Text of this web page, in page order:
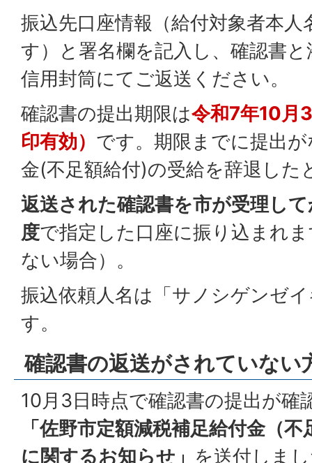
振込先口座情報（給付対象者本
す）と署名欄を記入し、確認書
信用封筒にてご返送ください。
確認書の提出期限は令和7年10月
印有効） です。期限までに提出
金(不足額給付)の受給を辞退した
返送された確認書を市が受理し
度で指定した口座に振り込まれ
ない場合）。
振込依頼人名は「サノシゲンゼ
す。
確認書の返送がされていない
10月3日時点で確認書の提出が確
「佐野市定額減税補足給付金（
に関するお知らせ」 を送付しま